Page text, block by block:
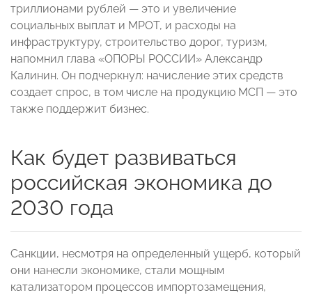
триллионами рублей — это и увеличение
социальных выплат и МРОТ, и расходы на
инфраструктуру, строительство дорог, туризм,
напомнил глава «ОПОРЫ РОССИИ» Александр
Калинин. Он подчеркнул: начисление этих средств
создает спрос, в том числе на продукцию МСП — это
также поддержит бизнес.
Как будет развиваться
российская экономика до
2030 года
Санкции, несмотря на определенный ущерб, который
они нанесли экономике, стали мощным
катализатором процессов импортозамещения,